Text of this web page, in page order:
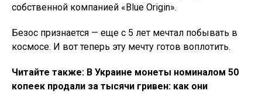
собственной компанией «Blue Origin».
Безос признается — еще с 5 лет мечтал побывать в
космосе. И вот теперь эту мечту готов воплотить.
Читайте также: В Украине монеты номиналом 50
копеек продали за тысячи гривен: как они